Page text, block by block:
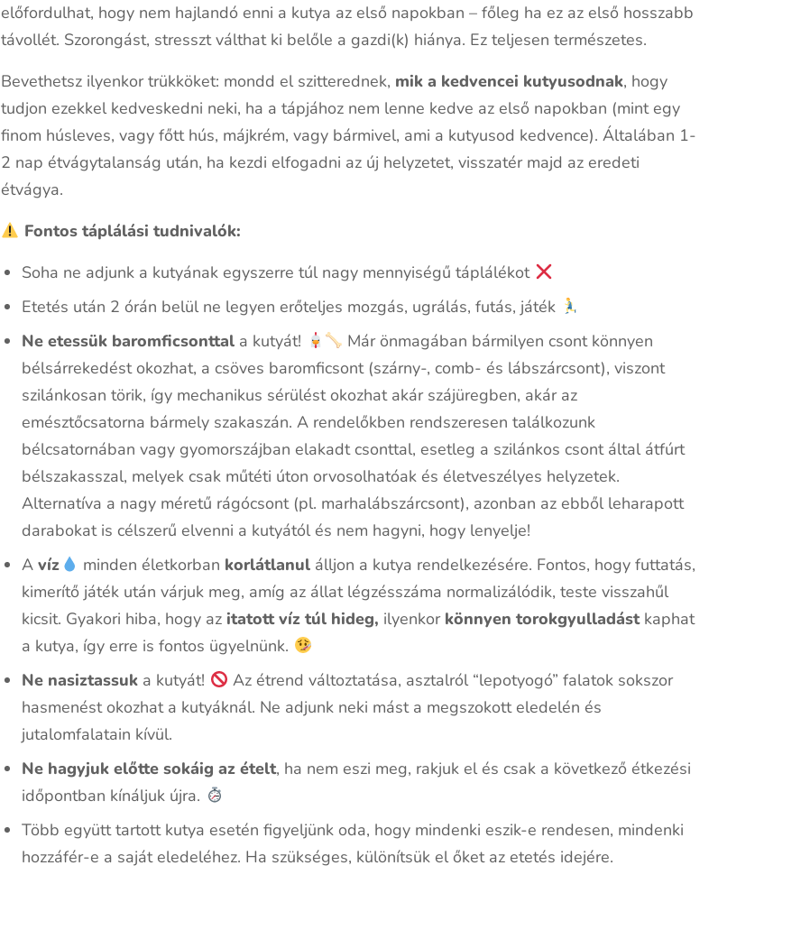
előfordulhat, hogy nem hajlandó enni a kutya az első napokban – főleg ha ez az első hosszabb
távollét. Szorongást, stresszt válthat ki belőle a gazdi(k) hiánya. Ez teljesen természetes.
Bevethetsz ilyenkor trükköket: mondd el szitterednek, mik a kedvencei kutyusodnak, hogy
tudjon ezekkel kedveskedni neki, ha a tápjához nem lenne kedve az első napokban (mint egy
finom húsleves, vagy főtt hús, májkrém, vagy bármivel, ami a kutyusod kedvence). Általában 1-
2 nap étvágytalanság után, ha kezdi elfogadni az új helyzetet, visszatér majd az eredeti
étvágya.
Fontos táplálási tudnivalók:
Soha ne adjunk a kutyának egyszerre túl nagy mennyiségű táplálékot
Etetés után 2 órán belül ne legyen erőteljes mozgás, ugrálás, futás, játék
Ne etessük baromficsonttal a kutyát!
Már önmagában bármilyen csont könnyen
bélsárrekedést okozhat, a csöves baromficsont (szárny-, comb- és lábszárcsont), viszont
szilánkosan törik, így mechanikus sérülést okozhat akár szájüregben, akár az
emésztőcsatorna bármely szakaszán. A rendelőkben rendszeresen találkozunk
bélcsatornában vagy gyomorszájban elakadt csonttal, esetleg a szilánkos csont által átfúrt
bélszakasszal, melyek csak műtéti úton orvosolhatóak és életveszélyes helyzetek.
Alternatíva a nagy méretű rágócsont (pl. marhalábszárcsont), azonban az ebből leharapott
darabokat is célszerű elvenni a kutyától és nem hagyni, hogy lenyelje!
Avíz minden életkorban korlátlanulálljon a kutya rendelkezésére. Fontos, hogy futtatás,
kimerítő játék után várjuk meg, amíg az állat légzésszáma normalizálódik, teste visszahűl
kicsit. Gyakori hiba, hogy az itatott víz túl hideg, ilyenkor könnyen torokgyulladást kaphat
a kutya, így erre is fontos ügyelnünk.
Ne nasiztassuk a kutyát!
Az étrend változtatása, asztalról “lepotyogó” falatok sokszor
hasmenést okozhat a kutyáknál. Ne adjunk neki mást a megszokott eledelén és
jutalomfalatain kívül.
Ne hagyjuk előtte sokáig az ételt, ha nem eszi meg, rakjuk el és csak a következő étkezési
időpontban kínáljuk újra.
Több együtt tartott kutya esetén figyeljünk oda, hogy mindenki eszik-e rendesen, mindenki
hozzáfér-e a saját eledeléhez. Ha szükséges, különítsük el őket az etetés idejére.